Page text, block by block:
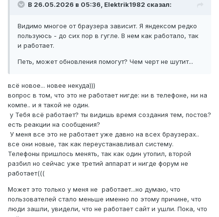
В 26.05.2026 в 05:36, Elektrik1982 сказал:
Видимо многое от браузера зависит. Я яндексом редко
пользуюсь - до сих пор в гугле. В нем как работало, так
и работает.
Петь, может обновления помогут? Чем черт не шутит...
всё новое... новее некуда)))
вопрос в том, что это не работает нигде: ни в телефоне, ни на
компе.. и я такой не один.
у Тебя всё работает? ты видишь время создания тем, постов?
есть реакции на сообщения?
У меня все это не работает уже давно на всех браузерах..
все они новые, так как переустанавливал систему.
Телефоны пришлось менять, так как один утопил, второй
разбил но сейчас уже третий аппарат и нигде форум не
работает(((
Может это только у меня не работает...но думаю, что
пользователей стало меньше именно по этому причине, что
люди зашли, увидели, что не работает сайт и ушли. Пока, что